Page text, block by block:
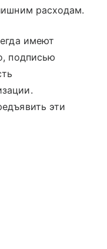
расходам.
имеют
подписью
эти